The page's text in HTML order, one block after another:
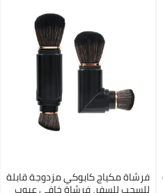
فرشاة مكياج كابوكي مزدوجة قابلة
للسحب للسفر، فرشاة خافي عيوب